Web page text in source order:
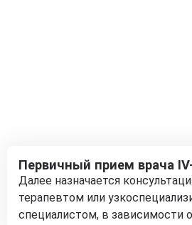
Первичный прием врача
Далее назначается
терапевтом или
специалистом, в зависимости